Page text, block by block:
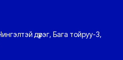
дүүрэг, Бага тойруу-3,